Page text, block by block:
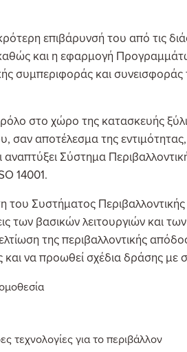
επιβάρυνσή του από τις
και η εφαρμογή
συμπεριφοράς και
στο χώρο της κατασκευής
σαν αποτέλεσμα της
Σύστημα
14001.
του Συστήματος Περιβαλλοντικής
των βασικών λειτουργιών και
της περιβαλλοντικής
να προωθεί σχέδια δράσης με
τεχνολογίες για το περιβάλλον